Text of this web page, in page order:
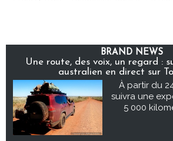
BRAND NEWS
Une route, des voix, un regard :
australien en direct sur
À partir du
suivra une
5 000